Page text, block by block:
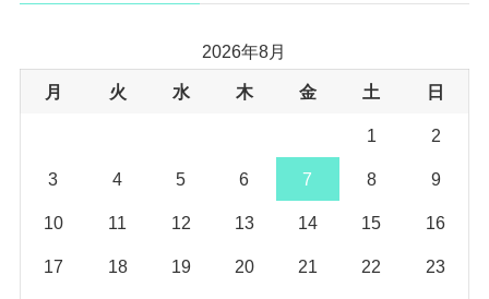
2026年8月
月 火 水 木 金 土 日
1 2
3 4 5 6 7 8 9
10 11 12 13 14 15 16
17 18 19 20 21 22 23